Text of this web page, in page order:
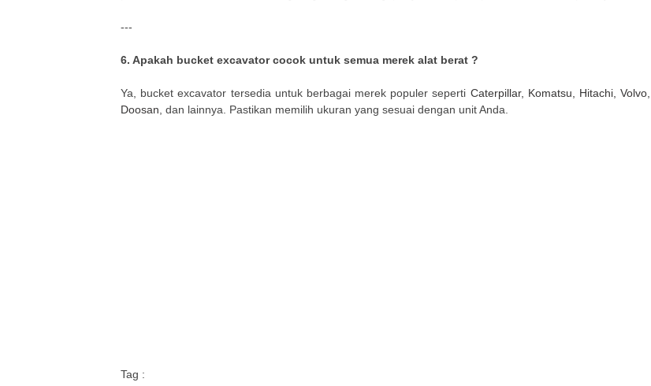
---
6. Apakah bucket excavator cocok untuk semua merek alat berat ?
Ya, bucket excavator tersedia untuk berbagai merek populer seperti Caterpillar, Komatsu, Hitachi, Volvo,
Doosan , dan lainnya. Pastikan memilih ukuran yang sesuai dengan unit Anda.
Tag :